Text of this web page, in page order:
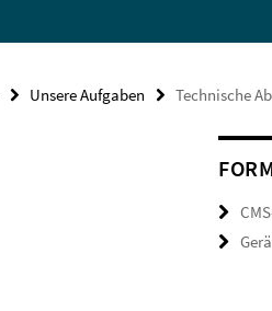
Unsere Aufgaben Technische